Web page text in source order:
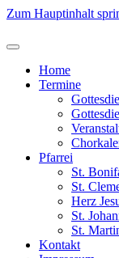
Zum Hauptinhalt
Home
Termine
Pfarrei
St.
St.
Herz
St.
St.
Kontakt